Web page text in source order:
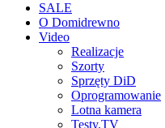
SALE
O Domidrewno
Video
Realizacje
Szorty
Sprzęty DiD
Oprogramowanie
Lotna kamera
Testy.TV